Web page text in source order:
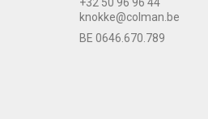
knokke@colman.be
BE 0646.670.789